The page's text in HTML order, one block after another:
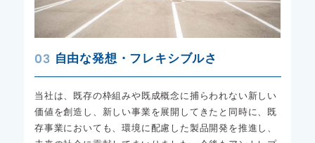
03 自由な発想・フレキシブルさ
当社は、既存の枠組みや既成概念に捕らわれない新しい
価値を創造し、新しい事業を展開してきたと同時に、既
存事業においても、環境に配慮した製品開発を推進し、